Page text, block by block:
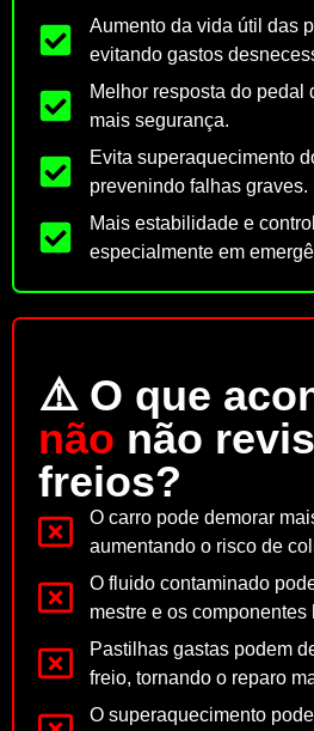
Aumento da vida útil das
evitando gastos
Melhor resposta do pedal
mais segurança.
Evita superaquecimento
prevenindo falhas graves.
Mais estabilidade e
especialmente em
⚠️ O que
não não
freios?
O carro pode demorar
aumentando o risco de
O fluido contaminado
mestre e os componentes
Pastilhas gastas podem
freio, tornando o reparo
O superaquecimento